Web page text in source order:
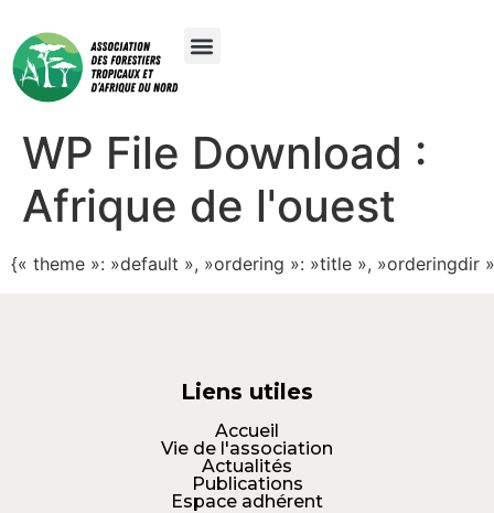
WP File Download :
Afrique de l'ouest
{« theme »: »default », »ordering »: »title », »orderingdir
Liens utiles
Accueil
Vie de l'association
Actualités
Publications
Espace adhérent